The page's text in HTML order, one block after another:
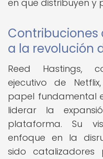
en que distribuyen y
Contribuciones
a la revolución
Reed Hastings,
ejecutivo de
papel fundamental
liderar la
plataforma. Su
enfoque en la
sido